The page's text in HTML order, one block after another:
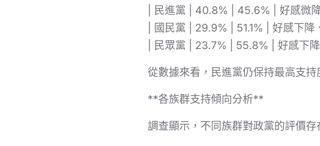
| 民進黨 | 40.8% | 45.6% | 好感微
| 國民黨 | 29.9% | 51.1% | 好感下降
| 民眾黨 | 23.7% | 55.8% | 好感下降
從數據來看，民進黨仍保持最高支
**各族群支持傾向分析**
調查顯示，不同族群對政黨的評價存